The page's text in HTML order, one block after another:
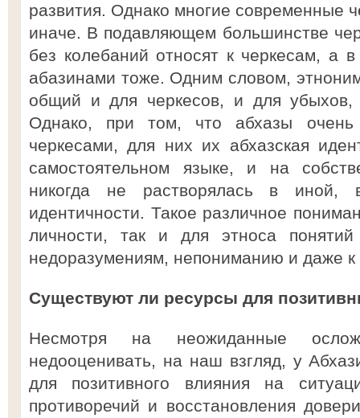
развития. Однако многие современные
иначе. В подавляющем большинстве
без колебаний относят к черкесам, а
абазинами тоже. Одним словом,
общий и для черкесов, и для
Однако, при том, что абхазы
черкесами, для них их абхазская
самостоятельном языке, и на
никогда не растворялась в иной,
идентичности. Такое различное
личности, так и для этноса
недоразумениям, непониманию и даже
Существуют ли ресурсы для
Несмотря на неожиданные
недооценивать, на наш взгляд, у
для позитивного влияния на
противоречий и восстановления